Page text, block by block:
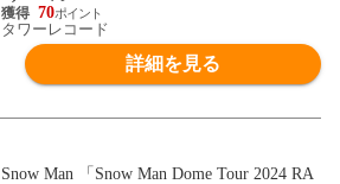
70
タワーレコード
詳細を見る
Snow Man 「Snow Man Dome Tour 2024 RA